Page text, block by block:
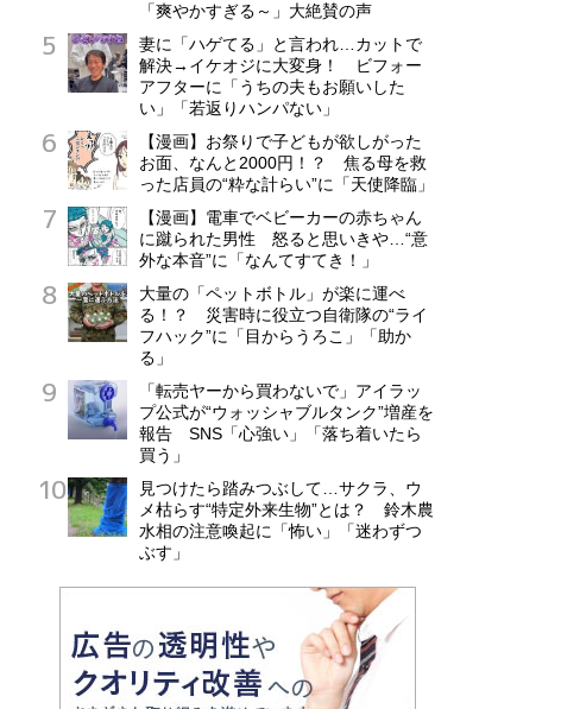
「爽やかすぎる～」大絶賛の声
妻に「ハゲてる」と言われ…カットで
解決→イケオジに大変身！ ビフォー
アフターに「うちの夫もお願いした
い」「若返りハンパない」
【漫画】お祭りで子どもが欲しがった
お面、なんと2000円！？ 焦る母を救
った店員の“粋な計らい”に「天使降臨」
【漫画】電車でベビーカーの赤ちゃん
に蹴られた男性 怒ると思いきや…“意
外な本音”に「なんてすてき！」
大量の「ペットボトル」が楽に運べ
る！？ 災害時に役立つ自衛隊の“ライ
フハック”に「目からうろこ」「助か
る」
「転売ヤーから買わないで」アイラッ
プ公式が“ウォッシャブルタンク”増産を
報告 SNS「心強い」「落ち着いたら
買う」
見つけたら踏みつぶして…サクラ、ウ
メ枯らす“特定外来生物”とは？ 鈴木農
水相の注意喚起に「怖い」「迷わずつ
ぶす」